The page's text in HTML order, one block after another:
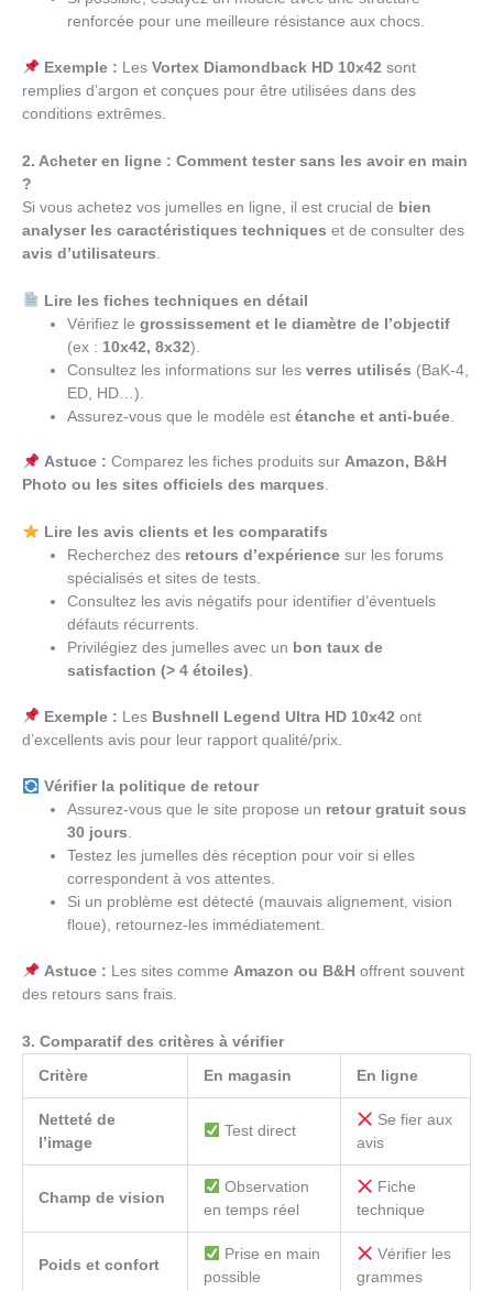
renforcée pour une meilleure résistance aux chocs.
Exemple : Les Vortex Diamondback HD 10x42 sont
remplies d’argon et conçues pour être utilisées dans des
conditions extrêmes.
2. Acheter en ligne : Comment tester sans les avoir en main
?
Si vous achetez vos jumelles en ligne, il est crucial de bien
analyser les caractéristiques techniques et de consulter des
avis d’utilisateurs
Lire les fiches techniques en détail
Vérifiez legrossissement et le diamètre de l’objectif
(ex : 10x42, 8x32).
Consultez les informations sur lesverres utilisés (BaK-4,
ED, HD…).
Assurez-vous que le modèle estétanche et anti-buée
Astuce : Comparez les fiches produits sur Amazon, B&H
Photo ou les sites officiels des marques.
Lire les avis clients et les comparatifs
Recherchez des retours d’expérience sur les forums
spécialisés et sites de tests.
Consultez les avis négatifs pour identifier d’éventuels
défauts récurrents.
Privilégiez des jumelles avec un bon taux de
satisfaction (> 4 étoiles).
Exemple : Les Bushnell Legend Ultra HD 10x42 ont
d’excellents avis pour leur rapport qualité/prix.
Vérifier la politique de retour
Assurez-vous que le site propose un retour gratuit sous
30 jours.
Testez les jumelles dès réception pour voir si elles
correspondent à vos attentes.
Si un problème est détecté (mauvais alignement, vision
floue), retournez-les immédiatement.
Astuce : Les sites comme Amazon ou B&H offrent souvent
des retours sans frais.
3. Comparatif des critères à vérifier
Critère En magasin En ligne
Netteté de
l’image
Test direct
Se fier aux
avis
Champ de vision
Observation
en temps réel
Fiche
technique
Poids et confort
Prise en main
possible
Vérifier les
grammes